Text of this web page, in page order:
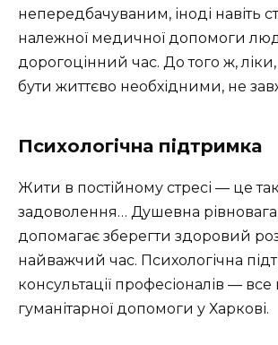
непередбачуваним, іноді навіть
належної медичної допомоги
дорогоцінний час. До того ж,
бути життєво необхідними, не
Психологічна підтримка
Жити в постійному стресі — це так
задоволення… Душевна
допомагає зберегти здоровий
найважчий час. Психологічна
консультації професіоналів —
гуманітарної допомоги у Харкові.